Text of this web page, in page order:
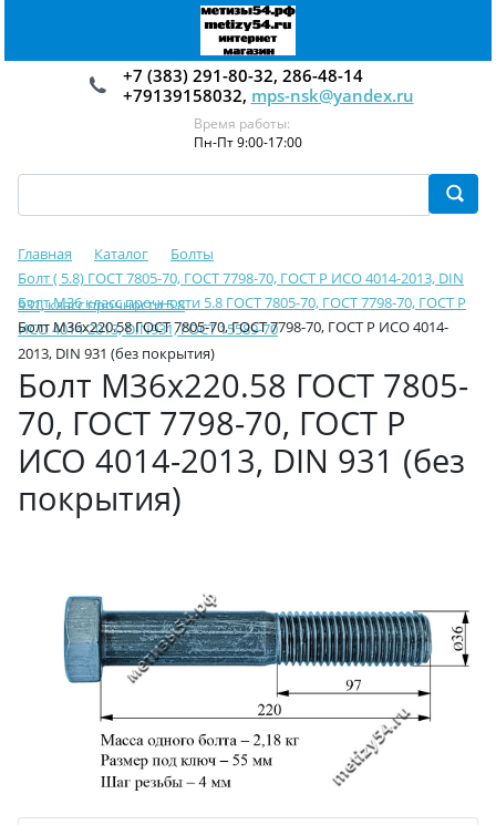
+7 (383) 291-80-32, 286-48-14
+79139158032, mps-nsk@yandex.ru
Время работы:
Пн-Пт 9:00-17:00
Главная Каталог
Болты
Болт ( 5.8) ГОСТ 7805-70, ГОСТ 7798-70, ГОСТ Р ИСО 4014-2013, DIN
931, класс прочности 5.8
Болт М36 класс прочности 5.8 ГОСТ 7805-70, ГОСТ 7798-70, ГОСТ Р
ИСО 4014-2013, DIN931, ГОСТ 15589-70
Болт М36х220.58 ГОСТ 7805-70, ГОСТ 7798-70, ГОСТ Р ИСО 4014-
2013, DIN 931 (без покрытия)
Болт М36х220.58 ГОСТ 7805-
70, ГОСТ 7798-70, ГОСТ Р
ИСО 4014-2013, DIN 931 (без
покрытия)